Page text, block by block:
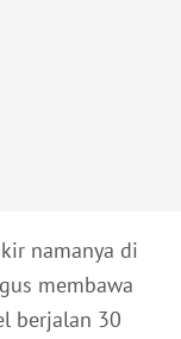
namanya di
membawa
berjalan 30